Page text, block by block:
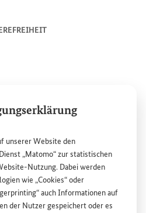
unsererWebsite den
„Matomo“ zur statistischen
-Nutzung. Dabei werden
wie „Cookies“ oder
“ auch Informationen auf
der Nutzer gespeichert oder es